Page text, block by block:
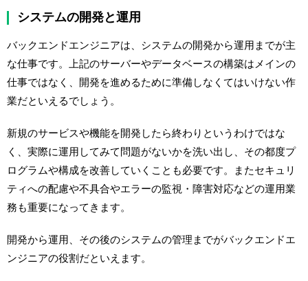
システムの開発と運用
バックエンドエンジニアは、システムの開発から運用までが主
な仕事です。上記のサーバーやデータベースの構築はメインの
仕事ではなく、開発を進めるために準備しなくてはいけない作
業だといえるでしょう。
新規のサービスや機能を開発したら終わりというわけではな
く、実際に運用してみて問題がないかを洗い出し、その都度プ
ログラムや構成を改善していくことも必要です。またセキュリ
ティへの配慮や不具合やエラーの監視・障害対応などの運用業
務も重要になってきます。
開発から運用、その後のシステムの管理までがバックエンドエ
ンジニアの役割だといえます。